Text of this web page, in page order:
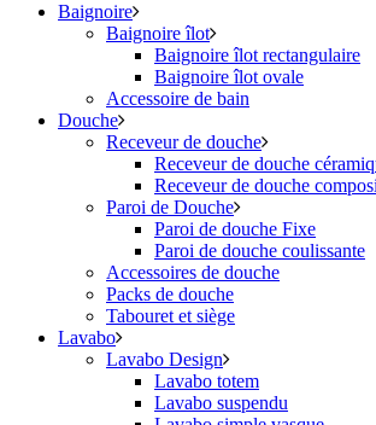
Baignoire
Baignoire îlot
Baignoire îlot rectangulaire
Baignoire îlot ovale
Accessoire de bain
Douche
Receveur de douche
Receveur de douche
Receveur de douche
Paroi de Douche
Paroi de douche Fixe
Paroi de douche coulissante
Accessoires de douche
Packs de douche
Tabouret et siège
Lavabo
Lavabo Design
Lavabo totem
Lavabo suspendu